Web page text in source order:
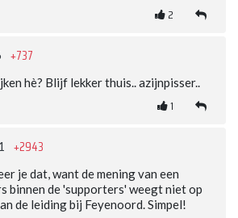
2
+737
hè? Blijf lekker thuis.. azijnpisser..
1
+2943
je dat, want de mening van een
binnen de 'supporters' weegt niet op
de leiding bij Feyenoord. Simpel!